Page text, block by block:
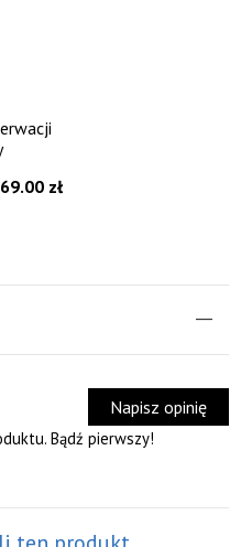
69.00 zł
Napisz opinię
Bądź pierwszy!